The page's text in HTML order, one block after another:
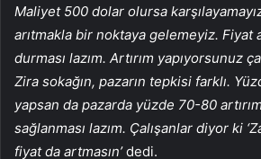
Maliyet 500 dolar olursa
arıtmakla bir noktaya gelemeyiz. Fiyat
durması lazım. Artırım yapıyorsunuz
Zira sokağın, pazarın tepkisi farklı.
yapsan da pazarda yüzde 70-80
sağlanması lazım. Çalışanlar diyor ki
fiyat da artmasın’dedi.